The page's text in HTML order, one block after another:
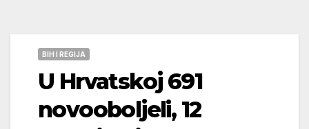
BIH I REGIJA
U Hrvatskoj 691
novooboljeli, 12